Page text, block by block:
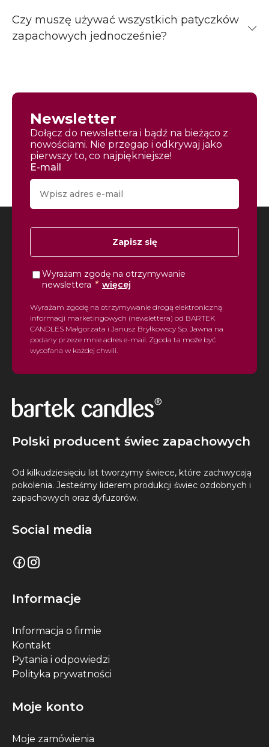
Czy muszę używać wszystkich patyczków
zapachowych jednocześnie?
Newsletter
Dołącz do newslettera i bądź na bieżąco z
nowościami. Nie przegap i odkrywaj jako
pierwszy to, co najpiękniejsze!
E-mail
Zapisz się
Wyrażam zgodę na otrzymywanie
newslettera * więcej
Wyrażam zgodę na otrzymywanie drogą elektroniczną
informacji marketingowych (newslettera) od BARTEK
CANDLES Małgorzata i Janusz Bryłkowscy Sp. Jawna na
podany przeze mnie adres e-mail. Zgoda ta może być
wycofana w każdej chwili.
Polski producent świec zapachowych
Od kilkudziesięciu lat tworzymy świece, które zachwycają
pokolenia. Jesteśmy liderem produkcji świec ozdobnych i
zapachowych oraz dyfuzorów.
Social media
Informacje
Informacja o firmie
Kontakt
Pytania i odpowiedzi
Polityka prywatności
Moje konto
Moje zamówienia